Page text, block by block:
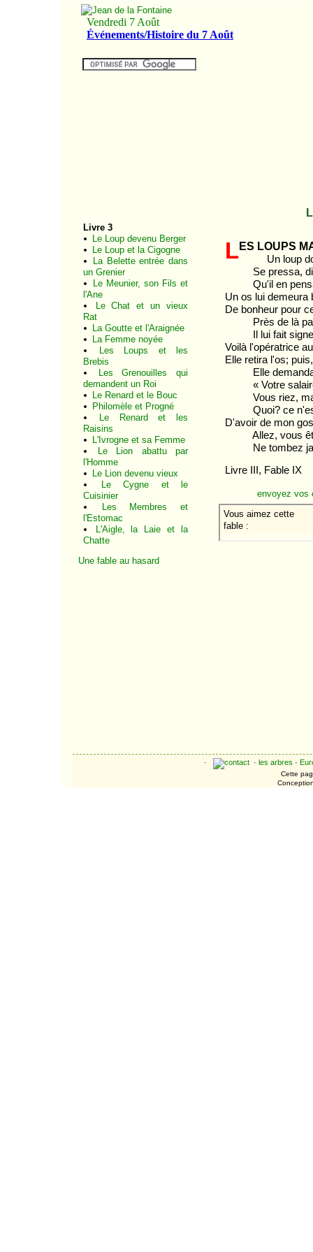
Livre 3
Le Loup devenu Berger
Le Loup et la Cigogne
La Belette entrée dans
un Grenier
Le Meunier, son Fils et
l'Ane
Le Chat et un vieux
Rat
La Goutte et l'Araignée
La Femme noyée
Les Loups et les
Brebis
Les Grenouilles qui
demandent un Roi
Le Renard et le Bouc
Philomèle et Progné
Le Renard et les
Raisins
L'Ivrogne et sa Femme
Le Lion abattu par
l'Homme
Le Lion devenu vieux
Le Cygne et le
Cuisinier
Les Membres et
l'Estomac
L'Aigle, la Laie et la
Chatte
Une fable au hasard
Les loups
Un loup
Se pressa, dit-
Qu'il en pensa
Un os lui demeura
De bonheur pour
Près de là
Il lui fait signe;
Voilà l'opératrice
Elle retira l'os;
Elle demanda
« Votre
Vous riez, ma
Quoi? ce n'est
D'avoir de mon
Allez, vous
Ne tombez
Livre III, Fable IX
envoyez vos
· · les arbres ·
Cette